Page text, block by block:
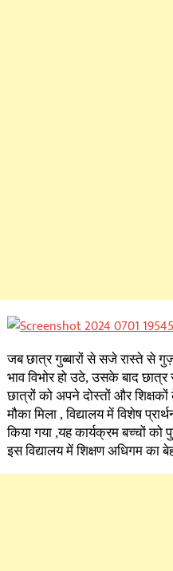
जब छात्र गुब्बारों से सजे रास्ते से
भाव विभोर हो उठे, उसके बाद
छात्रों को अपने दोस्तों और
मौका मिला , विद्यालय में विशेष
किया गया ,यह कार्यक्रम बच्चों
इस विद्यालय में शिक्षण अधिगम का